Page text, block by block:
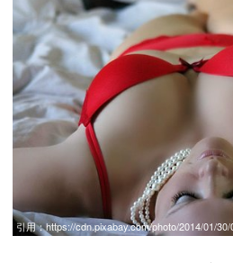
引用：https://cdn.pixabay.com/photo/2014/01/